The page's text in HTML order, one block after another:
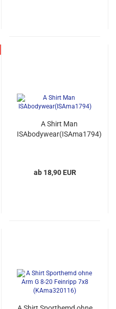
A Shirt Man
ISAbodywear(ISAma1794)
ab 18,90 EUR